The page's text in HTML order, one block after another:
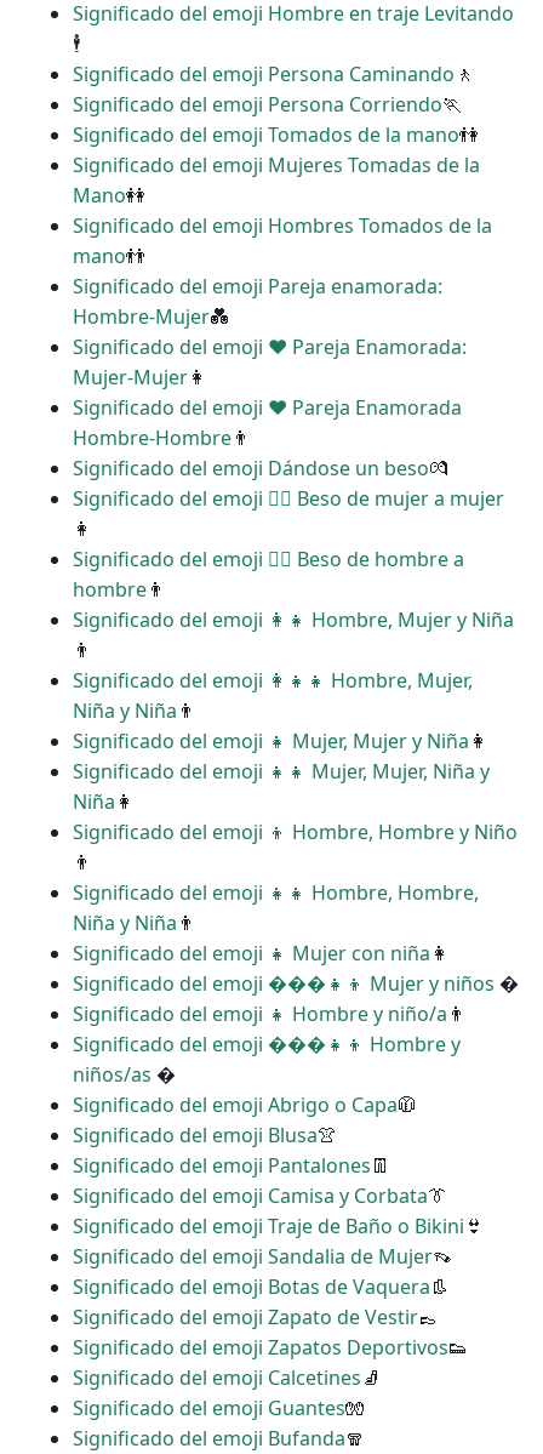
Significado del emoji Hombre en traje Levitando
🕴
Significado del emoji Persona Caminando 🚶
Significado del emoji Persona Corriendo🏃
Significado del emoji Tomados de la mano👫
Significado del emoji Mujeres Tomadas de la
Mano👭
Significado del emoji Hombres Tomados de la
mano👬
Significado del emoji Pareja enamorada:
Hombre-Mujer💑
Significado del emoji ‍❤️‍ Pareja Enamorada:
Mujer-Mujer👩
Significado del emoji ‍❤️‍ Pareja Enamorada
Hombre-Hombre👨
Significado del emoji Dándose un beso💏
Significado del emoji ‍❤️‍💋‍ Beso de mujer a mujer
👩
Significado del emoji ‍❤️‍💋‍ Beso de hombre a
hombre👨
Significado del emoji ‍👩‍👧 Hombre, Mujer y Niña
👨
Significado del emoji ‍👩‍👧‍👧 Hombre, Mujer,
Niña y Niña 👨
Significado del emoji ‍‍👧 Mujer, Mujer y Niña 👩
Significado del emoji ‍‍👧‍👧 Mujer, Mujer, Niña y
Niña 👩
Significado del emoji ‍‍👦 Hombre, Hombre y Niño
👨
Significado del emoji ‍‍👧‍👧 Hombre, Hombre,
Niña y Niña 👨
Significado del emoji ‍👧 Mujer con niña 👩
Significado del emoji ���‍👧‍👦 Mujer y niños �
Significado del emoji ‍👧 Hombre y niño/a 👨
Significado del emoji ���‍👧‍👦 Hombre y
niños/as �
Significado del emoji Abrigo o Capa🧥
Significado del emoji Blusa👚
Significado del emoji Pantalones👖
Significado del emoji Camisa y Corbata👔
Significado del emoji Traje de Baño o Bikini 👙
Significado del emoji Sandalia de Mujer👡
Significado del emoji Botas de Vaquera👢
Significado del emoji Zapato de Vestir👞
Significado del emoji Zapatos Deportivos👟
Significado del emoji Calcetines🧦
Significado del emoji Guantes🧤
Significado del emoji Bufanda🧣